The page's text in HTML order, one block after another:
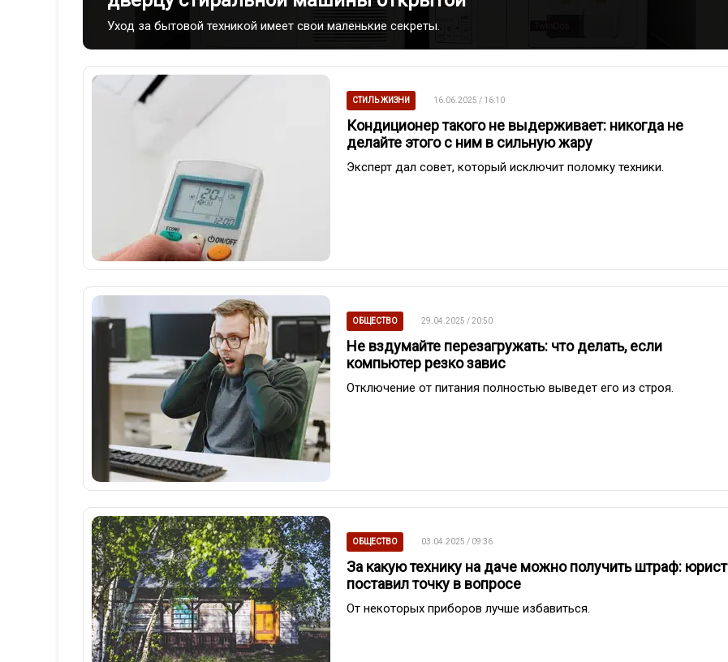
Уход за бытовой техникой имеет свои маленькие секреты.
СТИЛЬ ЖИЗНИ 16.06.2025 / 16:10
Кондиционер такого не выдерживает: никогда не
делайте этого с ним в сильную жару
Эксперт дал совет, который исключит поломку техники.
ОБЩЕСТВО 29.04.2025 / 20:50
Не вздумайте перезагружать: что делать, если
компьютер резко завис
Отключение от питания полностью выведет его из строя.
ОБЩЕСТВО 03.04.2025 / 09:36
За какую технику на даче можно получить штраф: юрист
поставил точку в вопросе
От некоторых приборов лучше избавиться.